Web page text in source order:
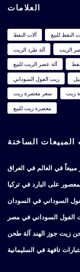
العلامات
آلات النفط النفط للبيع
آلة طرد الزيت
الزيت
آلة عصر الزيت للبيع
زيت الفول السوداني
سعر معصرة زيت
زيت
معصرة زيت للبيع
المبيعات الساخنة
مبيعاً في العالم في العراق
على البارد في تركيا
السوداني في السودان
الفول السوداني في مصر
تافهة في السليمانية